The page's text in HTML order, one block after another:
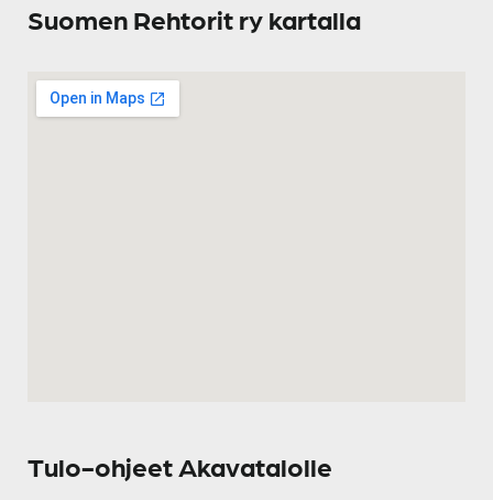
Suomen Rehtorit ry kartalla
Tulo-ohjeet Akavatalolle